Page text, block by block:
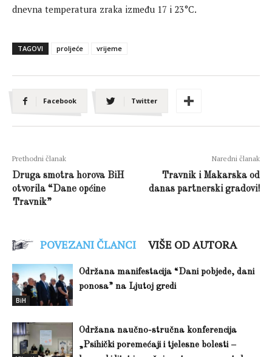
dnevna temperatura zraka između 17 i 23°C.
TAGOVI proljeće vrijeme
Facebook Twitter
Prethodni članak
Druga smotra horova BiH
otvorila “Dane općine
Travnik”
Naredni članak
Travnik i Makarska od
danas partnerski gradovi!
POVEZANI ČLANCI VIŠE OD AUTORA
BiH
Održana manifestacija “Dani pobjede, dani
ponosa” na Ljutoj gredi
Održana naučno-stručna konferencija
„Psihički poremećaji i tjelesne bolesti –